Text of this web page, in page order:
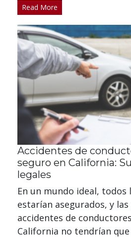
Read More
Accidentes de
seguro en California:
legales
En un mundo ideal, todos
estarían asegurados, y
accidentes de
California no tendrían